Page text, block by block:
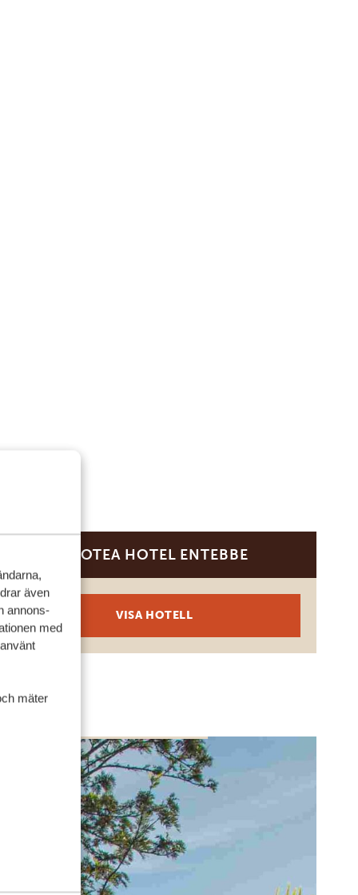
även
annons-
med
mäter
PLATINUM
PROTEA HOTEL ENTEBBE
VISA HOTELL